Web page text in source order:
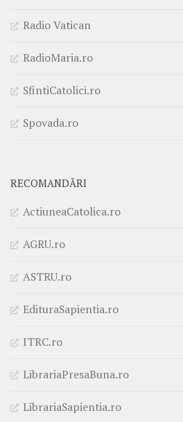
Radio Vatican
RadioMaria.ro
SfintiCatolici.ro
Spovada.ro
RECOMANDĂRI
ActiuneaCatolica.ro
AGRU.ro
ASTRU.ro
EdituraSapientia.ro
ITRC.ro
LibrariaPresaBuna.ro
LibrariaSapientia.ro